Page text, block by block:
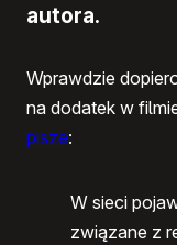
autora.
Wprawdzie
na dodatek w
pisze:
W sieci
związane z